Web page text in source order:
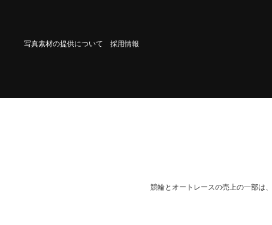
写真素材の提供について 採用情報
競輪とオートレースの売上の一部は、